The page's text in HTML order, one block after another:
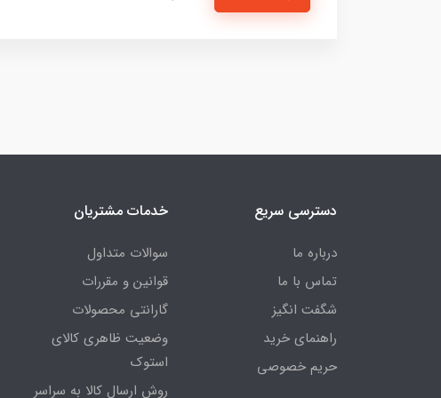
دسترسی سریع
درباره ما
تماس با ما
شگفت انگیز
راهنمای خرید
حریم خصوصی
خدمات مشتریان
سوالات متداول
قوانین و مقررات
گارانتی محصولات
وضعیت ظاهری کالای
استوک
روش ارسال کالا به سراسر